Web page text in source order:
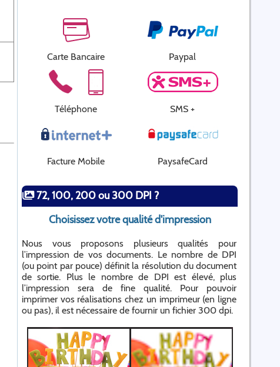
Carte Bancaire Paypal
Téléphone SMS +
Facture Mobile PaysafeCard
72, 100, 200 ou 300 DPI ?
Choisissez votre qualité d'impression
Nous vous proposons plusieurs qualités pour
l’impression de vos documents. Le nombre de DPI
(ou point par pouce) définit la résolution du document
de sortie. Plus le nombre de DPI est élevé, plus
l’impression sera de fine qualité. Pour pouvoir
imprimer vos réalisations chez un imprimeur (en ligne
ou pas), il est nécessaire de fournir un fichier 300 dpi.